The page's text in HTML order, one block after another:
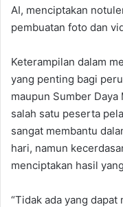
AI, menciptakan
pembuatan foto dan
Keterampilan dalam
yang penting bagi
maupun Sumber Daya
salah satu peserta
sangat membantu
hari, namun
menciptakan hasil
“Tidak ada yang